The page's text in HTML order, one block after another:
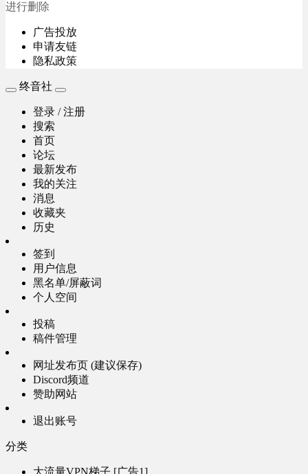
进行删除
广告投放
申请友链
隐私政策
终音社
登录 / 注册
搜索
首页
论坛
最新发布
我的关注
消息
收藏夹
历史
签到
用户信息
黑名单/屏蔽词
个人空间
投稿
稿件管理
网址发布页 (建议保存)
Discord频道
赞助网站
退出账号
分类